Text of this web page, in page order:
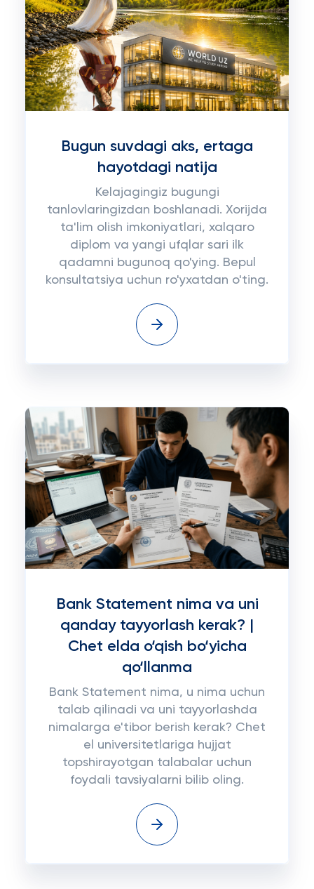
Bugun suvdagi aks, ertaga
hayotdagi natija
Kelajagingiz bugungi
tanlovlaringizdan boshlanadi. Xorijda
ta'lim olish imkoniyatlari, xalqaro
diplom va yangi ufqlar sari ilk
qadamni bugunoq qo'ying. Bepul
konsultatsiya uchun ro'yxatdan o'ting.
Bank Statement nima va uni
qanday tayyorlash kerak? |
Chet elda o‘qish bo‘yicha
qo‘llanma
Bank Statement nima, u nima uchun
talab qilinadi va uni tayyorlashda
nimalarga e'tibor berish kerak? Chet
el universitetlariga hujjat
topshirayotgan talabalar uchun
foydali tavsiyalarni bilib oling.